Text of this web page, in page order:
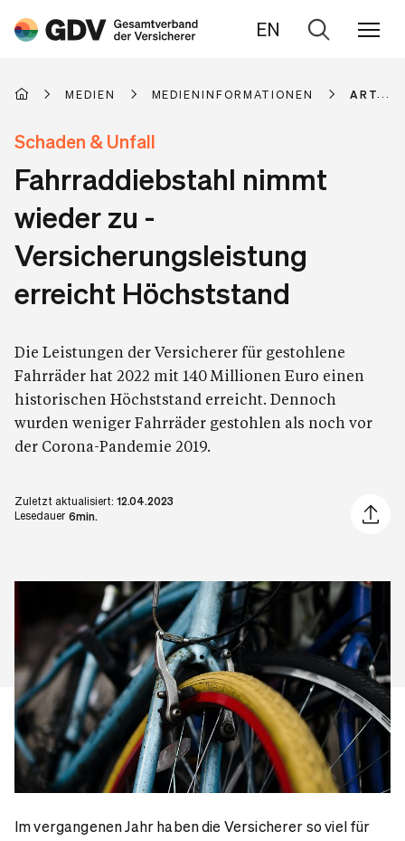
EN
Zur
MEDIEN MEDIENINFORMATIONEN
Schaden & Unfall
Fahrraddiebstahl nimmt
wieder zu -
Versicherungsleistung
erreicht Höchststand
Die Leistungen der Versicherer für gestohlene
Fahrräder hat 2022 mit 140 Millionen Euro einen
historischen Höchststand erreicht. Dennoch
wurden weniger Fahrräder gestohlen als noch vor
der Corona-Pandemie 2019.
Zuletzt aktualisiert: 12.04.2023
Lesedauer 6min.
Artikel
Im vergangenen Jahr haben die Versicherer so viel für